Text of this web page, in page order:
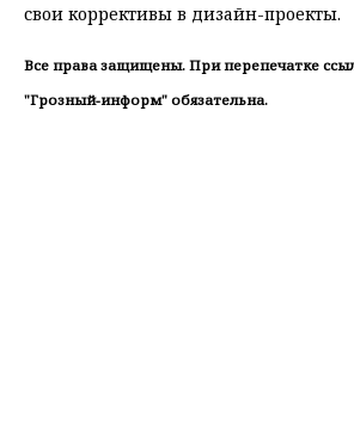
свои коррективы в дизайн-проекты.
Все права защищены. При перепечатке
"Грозный-информ" обязательна.